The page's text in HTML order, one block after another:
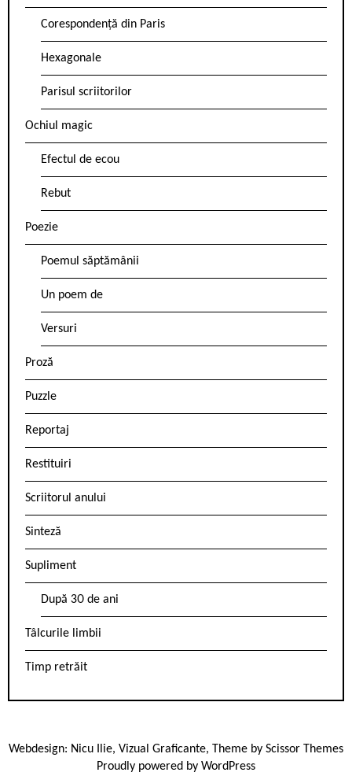
Corespondență din Paris
Hexagonale
Parisul scriitorilor
Ochiul magic
Efectul de ecou
Rebut
Poezie
Poemul săptămânii
Un poem de
Versuri
Proză
Puzzle
Reportaj
Restituiri
Scriitorul anului
Sinteză
Supliment
După 30 de ani
Tâlcurile limbii
Timp retrăit
Webdesign: Nicu Ilie, Vizual Graficante, Theme by Scissor Themes
Proudly powered by WordPress